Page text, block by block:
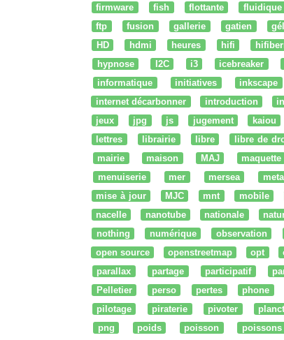
firmware
fish flottante fluidique
ftp
fusion gallerie gatien
HD
hdmi heures hifi
hypnose
I2C i3 icebreaker
informatique
initiatives inkscape
internet décarbonner
introduction
jeux
jpg js jugement kaiou
lettres
librairie libre libre de
mairie
maison MAJ maquette
menuiserie
mer mersea metal
mise à jour
MJC mnt mobile
nacelle
nanotube nationale
nothing
numérique observation
open source
openstreetmap opt
parallax
partage participatif
Pelletier
perso pertes phone
pilotage
piraterie pivoter
png
poids poisson poissons